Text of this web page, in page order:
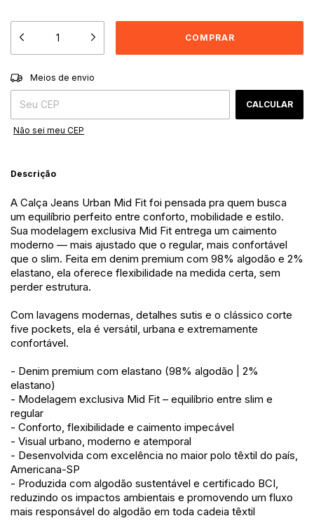
Entregas para o CEP:
Meios de envio
CALCULAR
Não sei meu CEP
Descrição
A Calça Jeans Urban Mid Fit foi pensada pra quem busca
um equilíbrio perfeito entre conforto, mobilidade e estilo.
Sua modelagem exclusiva Mid Fit entrega um caimento
moderno — mais ajustado que o regular, mais confortável
que o slim. Feita em denim premium com 98% algodão e 2%
elastano, ela oferece flexibilidade na medida certa, sem
perder estrutura.
Com lavagens modernas, detalhes sutis e o clássico corte
five pockets, ela é versátil, urbana e extremamente
confortável.
- Denim premium com elastano (98% algodão | 2%
elastano)
- Modelagem exclusiva Mid Fit – equilíbrio entre slim e
regular
- Conforto, flexibilidade e caimento impecável
- Visual urbano, moderno e atemporal
- Desenvolvida com excelência no maior polo têxtil do país,
Americana-SP
- Produzida com algodão sustentável e certificado BCI,
reduzindo os impactos ambientais e promovendo um fluxo
mais responsável do algodão em toda cadeia têxtil